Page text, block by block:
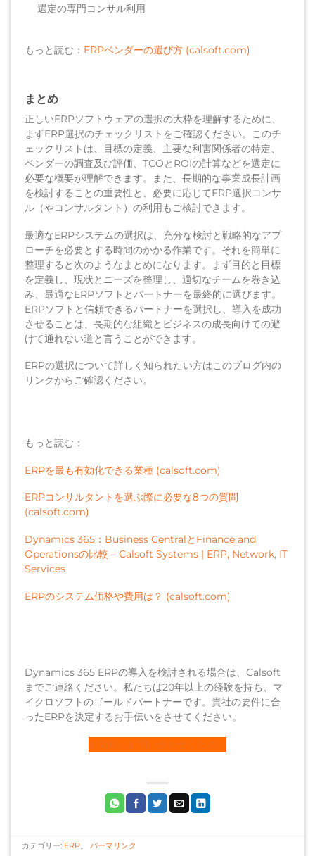
選定の専門コンサル利用
もっと読む： ERPベンダーの選び方 (calsoft.com)
まとめ
正しいERPソフトウェアの選択の大枠を理解するために、
まずERP選択のチェックリストをご確認ください。このチ
ェックリストは、目標の定義、主要な利害関係者の特定、
ベンダーの調査及び評価、TCOとROIの計算などを選定に
必要な概要が理解できます。また、長期的な事業成長計画
を検討することの重要性と、必要に応じてERP選択コンサ
ル（やコンサルタント）の利用もご検討できます。
最適なERPシステムの選択は、充分な検討と戦略的なアプ
ローチを必要とする時間のかかる作業です。それを簡単に
整理すると次のようなまとめになります。まず目的と目標
を定義し、現状とニーズを整理し、適切なチームを巻き込
み、最適なERPソフトとパートナーを最終的に選びます。
ERPソフトと信頼できるパートナーを選択し、導入を成功
させることは、長期的な組織とビジネスの成長向けての避
けて通れない道と言うことができます。
ERPの選択について詳しく知られたい方はこのブログ内の
リンクからご確認ください。
もっと読む：
ERPを最も有効化できる業種 (calsoft.com)
ERPコンサルタントを選ぶ際に必要な8つの質問
(calsoft.com)
Dynamics 365：Business CentralとFinance and
Operationsの比較 – Calsoft Systems | ERP, Network, IT
Services
ERPのシステム価格や費用は？ (calsoft.com)
Dynamics 365 ERPの導入を検討される場合は、Calsoft
までご連絡ください。私たちは20年以上の経験を持ち、マ
イクロソフトのゴールドパートナーです。貴社の要件に合
ったERPを決定するお手伝いをさせてください。
お気軽にお問い合わせください
カテゴリー: ERP。パーマリンク